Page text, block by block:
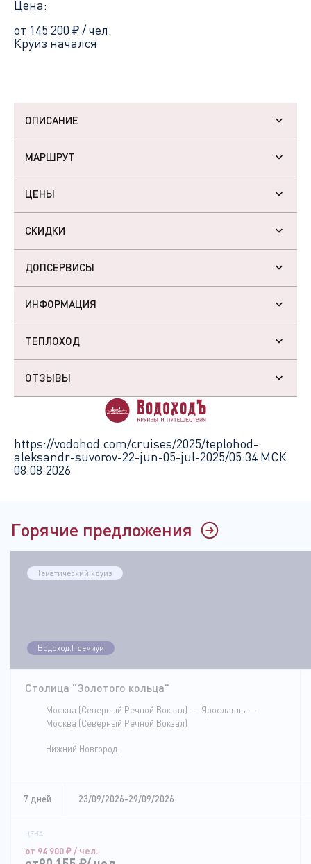
Цена:
от 145 200 ₽/ чел.
Круиз начался
ОПИСАНИЕ
МАРШРУТ
ЦЕНЫ
СКИДКИ
ДОПСЕРВИСЫ
ИНФОРМАЦИЯ
ТЕПЛОХОД
ОТЗЫВЫ
https://vodohod.com/cruises/2025/teplohod-
aleksandr-suvorov-22-jun-05-jul-2025/05:34 МСК
08.08.2026
Горячие предложения
Тематический круиз
Водоход.Премиум
Столица "Золотого кольца"
Москва (Северный Речной Вокзал)
Ярославль
Москва (Северный Речной Вокзал)
Нижний Новгород
7 дней 23/09/2026-29/09/2026
ЦЕНА:
от 94 900₽/ чел.